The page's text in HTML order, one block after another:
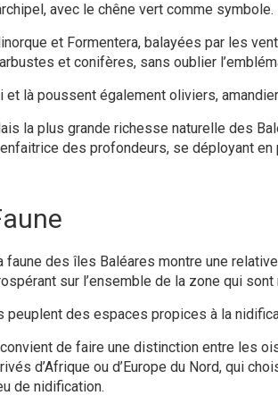
avec le chêne vert comme symbole.
et Formentera, balayées par les
et conifères, sans oublier
et là poussent également oliviers,
la plus grande richesse naturelle des
des profondeurs, se déployant
faune des îles Baléares montre une
sur l’ensemble de la zone qui
peuplent des espaces propices à la
de faire une distinction entre les
d’Afrique ou d’Europe du Nord, qui
de nidification.